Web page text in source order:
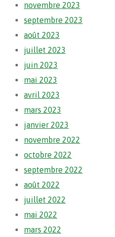
novembre 2023
septembre 2023
août 2023
juillet 2023
juin 2023
mai 2023
avril 2023
mars 2023
janvier 2023
novembre 2022
octobre 2022
septembre 2022
août 2022
juillet 2022
mai 2022
mars 2022